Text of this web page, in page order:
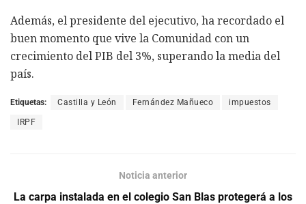
Además, el presidente del ejecutivo, ha recordado el
buen momento que vive la Comunidad con un
crecimiento del PIB del 3%, superando la media del
país.
Etiquetas: Castilla y León Fernández Mañueco impuestos
IRPF
Noticia anterior
La carpa instalada en el colegio San Blas protegerá a los